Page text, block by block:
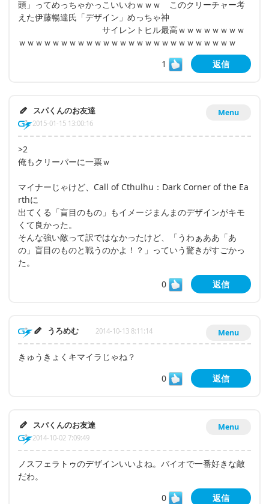
頭」ってめっちゃかっこいいわｗｗｗ このクリーチャー考
えた伊藤暢達氏「デザイン」めっちゃ神
サイレントヒル最高ｗｗｗｗｗｗｗｗ
ｗｗｗｗｗｗｗｗｗｗｗｗｗｗｗｗｗｗｗｗｗｗｗｗｗｗ
1
返信
Menu
スパくんのお友達
2015-01-15 13:00:16
>2
俺もクリーパーに一票ｗ
マイナーじゃけど、Call of Cthulhu：Dark Corner of the Ea
rthに
出てくる「盲目のもの」もイメージまんまのデザインがキモ
くて良かった。
そんな強い敵って訳ではなかったけど、「うわぁああ「あ
の」盲目のものと戦うのかよ！？」っていう驚きがすごかっ
た。
0
返信
Menu
うろめむ 2014-10-13 8:11:14
きゅうきょくキマイラじゃね？
0
返信
Menu
スパくんのお友達
2014-10-02 7:09:49
ノスフェラトゥのデザインいいよね。バイオで一番好きな敵
だわ。
0
返信